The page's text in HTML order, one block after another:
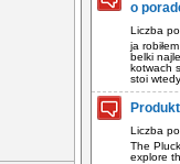
o
Liczba
ja
belki
kotwach
stoi
Liczba
The
explore